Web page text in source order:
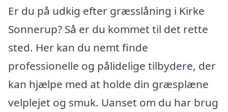
Er du på udkig efter græsslåning i Kirke
Sonnerup? Så er du kommet til det rette
sted. Her kan du nemt finde
professionelle og pålidelige tilbydere, der
kan hjælpe med at holde din græsplæne
velplejet og smuk. Uanset om du har brug